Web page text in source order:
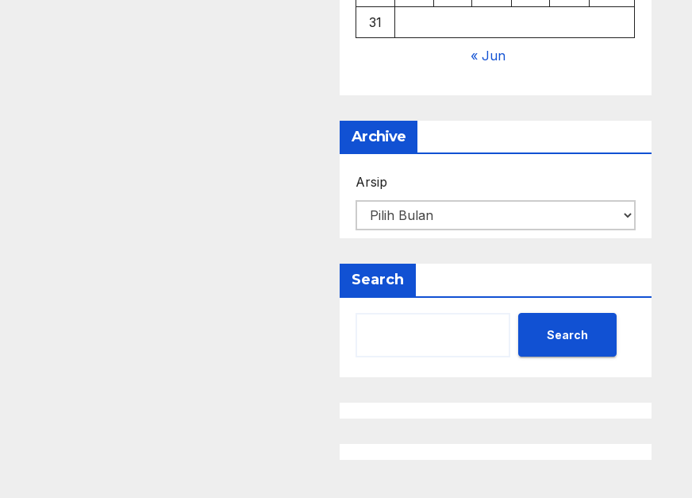
31
« Jun
Archive
Arsip
Search
Search